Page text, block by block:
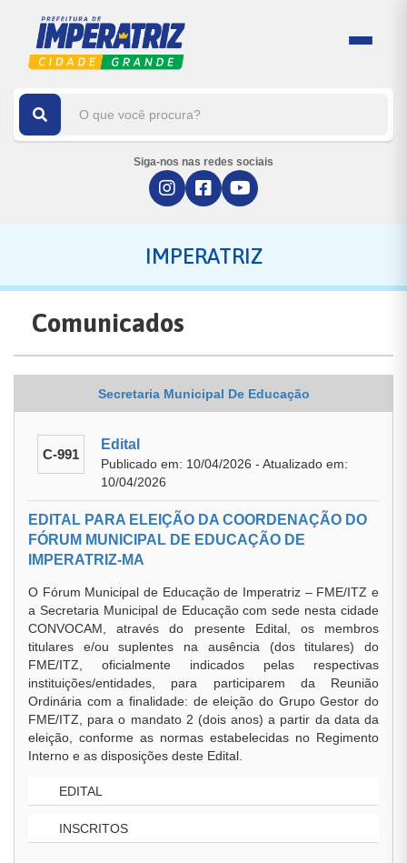
Siga-nos nas redes sociais
IMPERATRIZ
Comunicados
Secretaria Municipal De Educação
C-991
Edital
Publicado em: 10/04/2026 - Atualizado em:
10/04/2026
EDITAL PARA ELEIÇÃO DA COORDENAÇÃO DO
FÓRUM MUNICIPAL DE EDUCAÇÃO DE
IMPERATRIZ-MA
O Fórum Municipal de Educação de Imperatriz – FME/ITZ e
a Secretaria Municipal de Educação com sede nesta cidade
CONVOCAM, através do presente Edital, os membros
titulares e/ou suplentes na ausência (dos titulares) do
FME/ITZ, oficialmente indicados pelas respectivas
instituições/entidades, para participarem da Reunião
Ordinária com a finalidade: de eleição do Grupo Gestor do
FME/ITZ, para o mandato 2 (dois anos) a partir da data da
eleição, conforme as normas estabelecidas no Regimento
Interno e as disposições deste Edital.
EDITAL
INSCRITOS